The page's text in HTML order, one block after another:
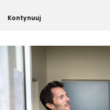
Kontynuuj